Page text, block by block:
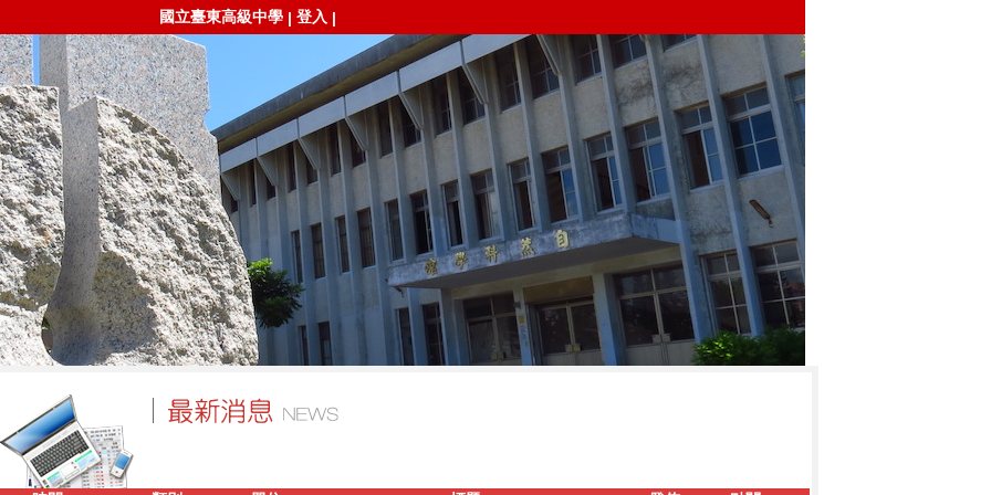
國立臺東高級中學 | 登入 |